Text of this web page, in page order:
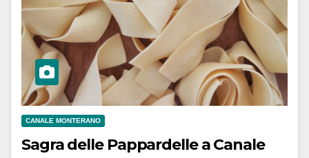
CANALE MONTERANO
Sagra delle Pappardelle a Canale